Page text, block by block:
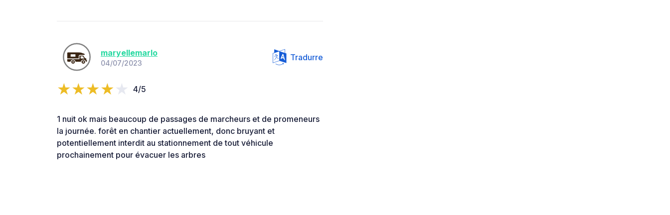
maryellemarlo
04/07/2023
Tradurre
4/5
1 nuit ok mais beaucoup de passages de marcheurs et de promeneurs
la journée. forêt en chantier actuellement, donc bruyant et
potentiellement interdit au stationnement de tout véhicule
prochainement pour évacuer les arbres